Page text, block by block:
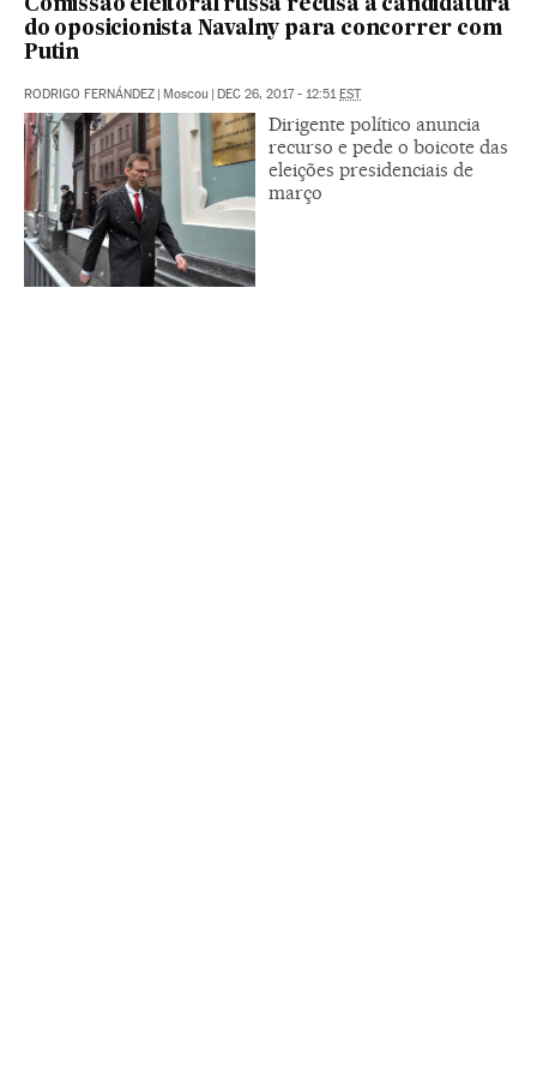
Comissão eleitoral russa recusa a candidatura
do oposicionista Navalny para concorrer com
Putin
RODRIGO FERNÁNDEZ | Moscou | DEC 26, 2017 - 12:51EST
Dirigente político anuncia
recurso e pede o boicote das
eleições presidenciais de
março